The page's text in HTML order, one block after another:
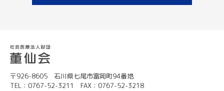
〒926-8605 石川県七尾市富岡町94番地
TEL：0767-52-3211 FAX：0767-52-3218